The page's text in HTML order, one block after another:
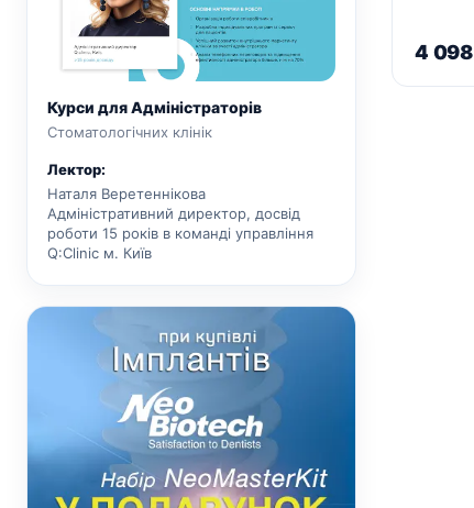
Курси для Адміністраторів
Стоматологічних клінік
Лектор:
Наталя Веретеннікова
Адміністративний директор, досвід
роботи 15 років в команді управління
Q:Clinic м. Київ
4 098